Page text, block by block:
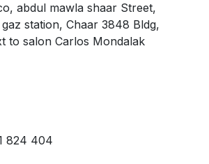
abdul mawla shaar Street,
station, Chaar 3848 Bldg,
to salon Carlos Mondalak
404